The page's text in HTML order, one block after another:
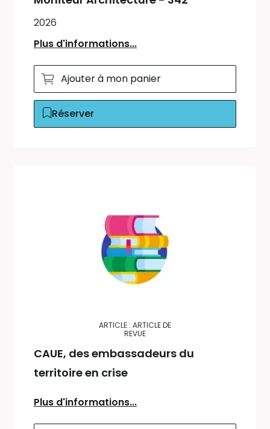
2026
Plus d'informations...
Ajouter à mon panier
Réserver
ARTICLE : ARTICLE DE
REVUE
CAUE, des embassadeurs du
territoire en crise
Plus d'informations...